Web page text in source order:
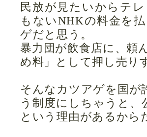
民放が見たいからテ
もないNHKの料金を
ゲだと思う。
暴力団が飲食店に、頼
め料」として押し売り
そんなカツアゲを国が
う制度にしちゃうと、
という理由があるから